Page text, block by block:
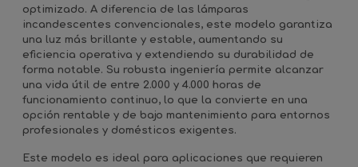
optimizado. A diferencia de las lámparas
incandescentes convencionales, este modelo garantiza
una luz más brillante y estable, aumentando su
eficiencia operativa y extendiendo su durabilidad de
forma notable. Su robusta ingeniería permite alcanzar
una vida útil de entre 2.000 y 4.000 horas de
funcionamiento continuo, lo que la convierte en una
opción rentable y de bajo mantenimiento para entornos
profesionales y domésticos exigentes.
Este modelo es ideal para aplicaciones que requieren